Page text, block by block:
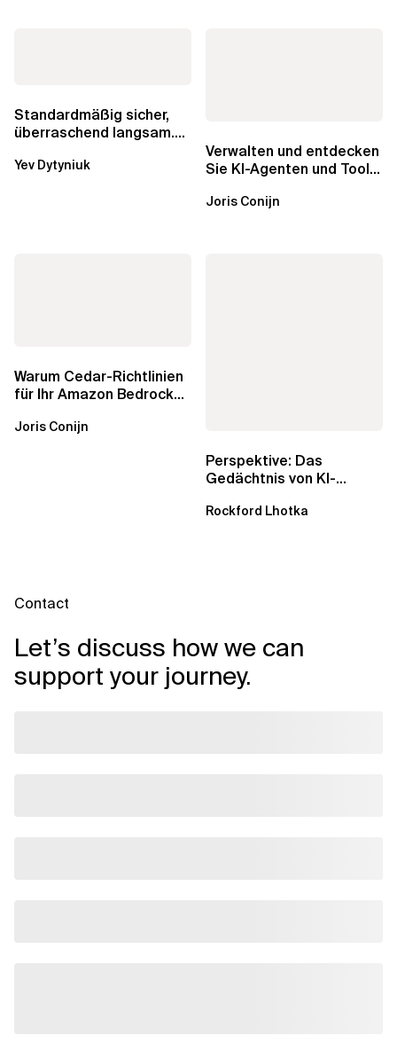
Standardmäßig sicher,
überraschend langsam.
über die RDS...
Yev Dytyniuk
Verwalten und entdecken
Sie KI-Agenten und Tools
AgentCore...
Joris Conijn
Warum Cedar-Richtlinien
für Ihr Amazon Bedrock
wichtig sind
Joris Conijn
Perspektive: Das
Gedächtnis von KI-
dem...
Rockford Lhotka
Contact
Let’s discuss how we can
support your journey.